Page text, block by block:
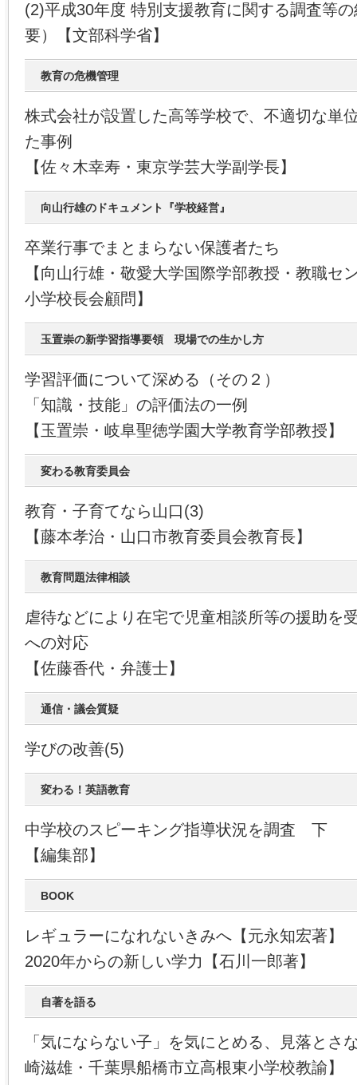
(2)平成30年度 特別支援教育に関する調査等
要）【文部科学省】
教育の危機管理
株式会社が設置した高等学校で、不適切な単
た事例
【佐々木幸寿・東京学芸大学副学長】
向山行雄のドキュメント『学校経営』
卒業行事でまとまらない保護者たち
【向山行雄・敬愛大学国際学部教授・教職セ
小学校長会顧問】
玉置崇の新学習指導要領 現場での生かし方
学習評価について深める（その２）
「知識・技能」の評価法の一例
【玉置崇・岐阜聖徳学園大学教育学部教授】
変わる教育委員会
教育・子育てなら山口(3)
【藤本孝治・山口市教育委員会教育長】
教育問題法律相談
虐待などにより在宅で児童相談所等の援助を
への対応
【佐藤香代・弁護士】
通信・議会質疑
学びの改善(5)
変わる！英語教育
中学校のスピーキング指導状況を調査 下
【編集部】
BOOK
レギュラーになれないきみへ【元永知宏著】
2020年からの新しい学力【石川一郎著】
自著を語る
「気にならない子」を気にとめる、見落とさ
崎滋雄・千葉県船橋市立高根東小学校教諭】